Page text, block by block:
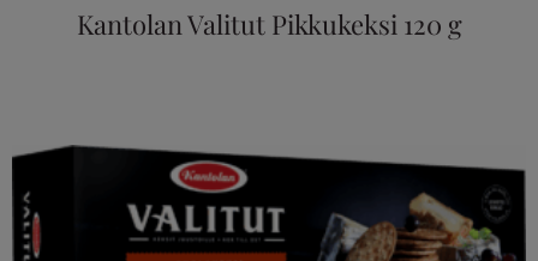
Kantolan Valitut Pikkukeksi 120 g